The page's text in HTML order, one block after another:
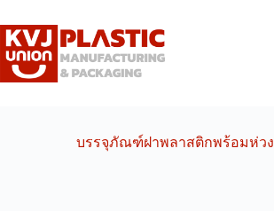
to
content
บรรจุภัณฑ์ฝาพลาสติกพร้อมห่วง